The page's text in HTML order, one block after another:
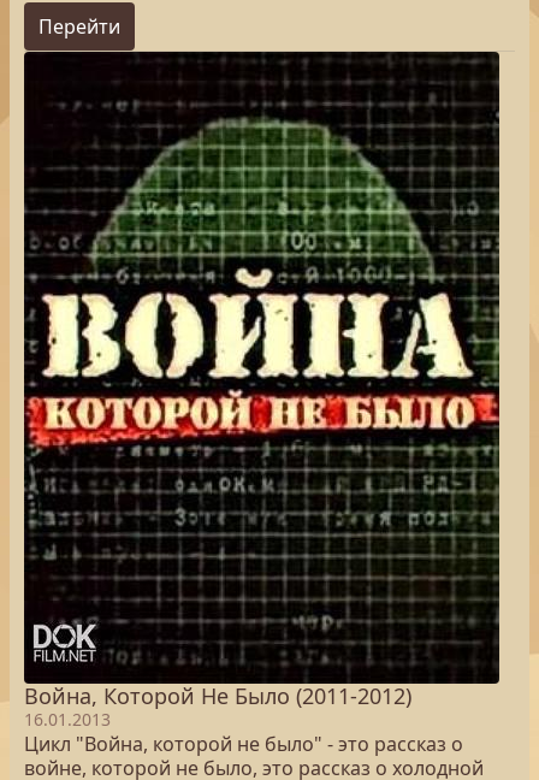
Перейти
Война, Которой Не Было (2011-2012)
16.01.2013
Цикл "Война, которой не было" - это рассказ о
войне, которой не было, это рассказ о холодной